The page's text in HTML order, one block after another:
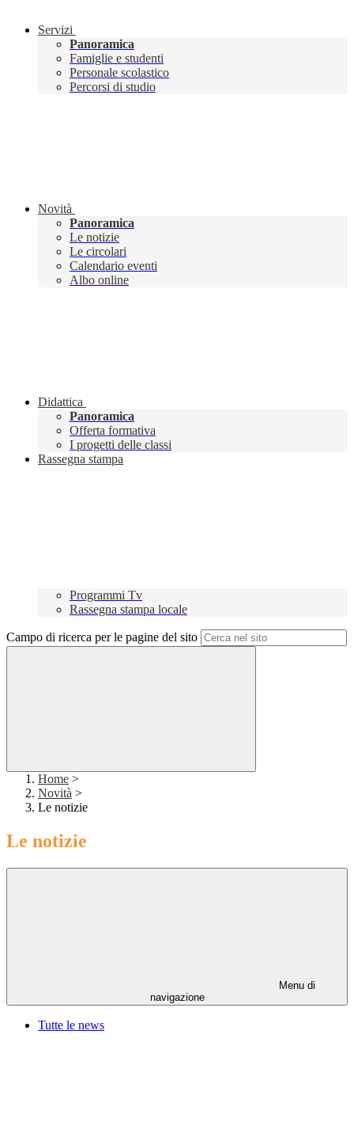
Servizi
Panoramica
Famiglie e studenti
Personale scolastico
Percorsi di studio
Novità
Panoramica
Le notizie
Le circolari
Calendario eventi
Albo online
Didattica
Panoramica
Offerta formativa
I progetti delle classi
Rassegna stampa
Programmi Tv
Rassegna stampa locale
Campo di ricerca per le pagine del sito
Home >
Novità >
Le notizie
Le notizie
Menu di
navigazione
Tutte le news